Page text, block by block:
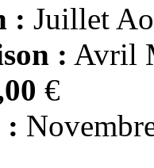
: Juillet
: Avril
€
: